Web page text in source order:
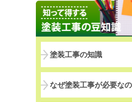
塗装工事の知識
なぜ塗装工事が必要な